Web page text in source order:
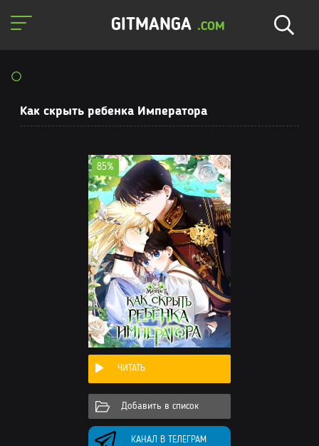
GITMANGA .COM
Как скрыть ребенка Императора
85%
ЧИТАТЬ
Добавить в список
КАНАЛ В ТЕЛЕГРАМ